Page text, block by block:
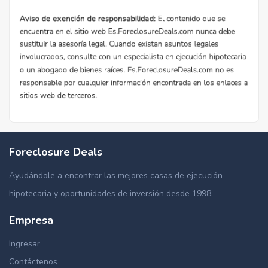
Foreclosure Deals
Ayudándole a encontrar las mejores casas de ejecución
hipotecaria y oportunidades de inversión desde 1998.
Empresa
Ingresar
Contáctenos